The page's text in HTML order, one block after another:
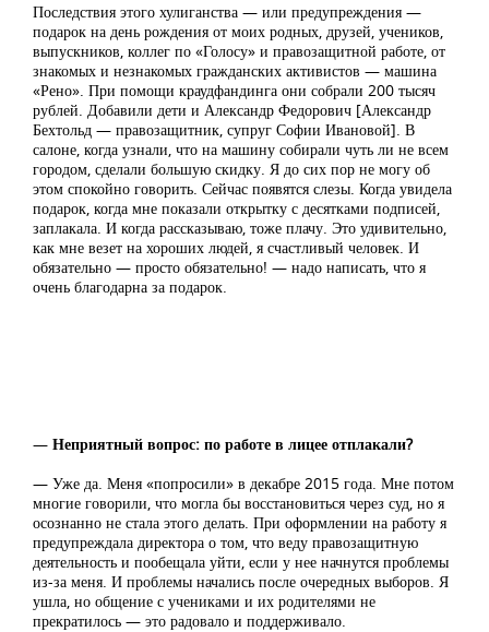
Последствия этого хулиганства — или предупреждения —
подарок на день рождения от моих родных, друзей, учеников,
выпускников, коллег по «Голосу» и правозащитной работе, от
знакомых и незнакомых гражданских активистов — машина
«Рено». При помощи краудфандинга они собрали 200 тысяч
рублей. Добавили дети и Александр Федорович [Александр
Бехтольд — правозащитник, супруг Софии Ивановой]. В
салоне, когда узнали, что на машину собирали чуть ли не всем
городом, сделали большую скидку. Я до сих пор не могу об
этом спокойно говорить. Сейчас появятся слезы. Когда увидела
подарок, когда мне показали открытку с десятками подписей,
заплакала. И когда рассказываю, тоже плачу. Это удивительно,
как мне везет на хороших людей, я счастливый человек. И
обязательно — просто обязательно! — надо написать, что я
очень благодарна за подарок.
— Неприятный вопрос: по работе в лицее отплакали?
— Уже да. Меня «попросили» в декабре 2015 года. Мне потом
многие говорили, что могла бы восстановиться через суд, но я
осознанно не стала этого делать. При оформлении на работу я
предупреждала директора о том, что веду правозащитную
деятельность и пообещала уйти, если у нее начнутся проблемы
из-за меня. И проблемы начались после очередных выборов. Я
ушла, но общение с учениками и их родителями не
прекратилось — это радовало и поддерживало.